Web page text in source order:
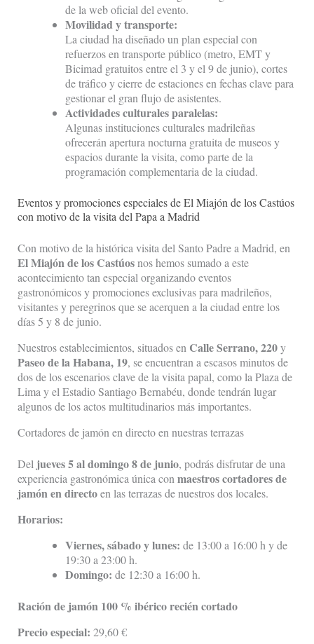
de la web oficial del evento.
Movilidad y transporte:
La ciudad ha diseñado un plan especial con
refuerzos en transporte público (metro, EMT y
Bicimad gratuitos entre el 3 y el 9 de junio), cortes
de tráfico y cierre de estaciones en fechas clave para
gestionar el gran flujo de asistentes.
Actividades culturales paralelas:
Algunas instituciones culturales madrileñas
ofrecerán apertura nocturna gratuita de museos y
espacios durante la visita, como parte de la
programación complementaria de la ciudad.
Eventos y promociones especiales de El Miajón de los Castúos
con motivo de la visita del Papa a Madrid
Con motivo de la histórica visita del Santo Padre a Madrid, en
El Miajón de los Castúosnos hemos sumado a este
acontecimiento tan especial organizando eventos
gastronómicos y promociones exclusivas para madrileños,
visitantes y peregrinos que se acerquen a la ciudad entre los
días 5 y 8 de junio.
Nuestros establecimientos, situados en Calle Serrano, 220y
Paseo de la Habana, 19, se encuentran a escasos minutos de
dos de los escenarios clave de la visita papal, como la Plaza de
Lima y el Estadio Santiago Bernabéu, donde tendrán lugar
algunos de los actos multitudinarios más importantes.
Cortadores de jamón en directo en nuestras terrazas
Del jueves 5 al domingo 8 de junio, podrás disfrutar de una
experiencia gastronómica única con maestros cortadores de
jamón en directoen las terrazas de nuestros dos locales.
Horarios:
Viernes, sábado y lunes: de 13:00 a 16:00 h y de
19:30 a 23:00 h.
Domingo: de 12:30 a 16:00 h.
Ración de jamón 100 % ibérico recién cortado
Precio especial: 29,60 €